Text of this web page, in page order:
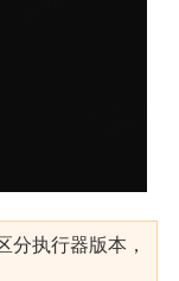
分执行器版本，